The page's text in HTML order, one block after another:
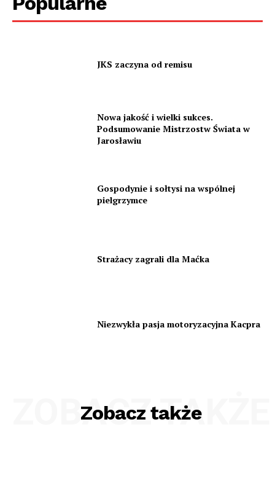
JKS zaczyna od remisu
Nowa jakość i wielki sukces.
Podsumowanie Mistrzostw Świata w
Jarosławiu
Gospodynie i sołtysi na wspólnej
pielgrzymce
Strażacy zagrali dla Maćka
Niezwykła pasja motoryzacyjna Kacpra
Zobacz także
ZOBACZ TAKŻE